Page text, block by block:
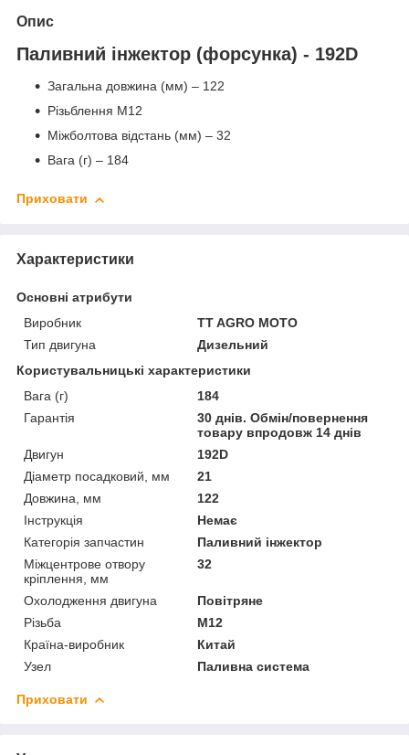
Опис
Паливний інжектор (форсунка) - 192D
Загальна довжина (мм) – 122
Різьблення М12
Міжболтова відстань (мм) – 32
Вага (г) – 184
Приховати
Характеристики
Основні атрибути
Виробник
TT AGRO MOTO
Тип двигуна
Дизельний
Користувальницькі характеристики
Вага (г)
184
Гарантія
30 днів. Обмін/повернення
товару впродовж 14 днів
Двигун
192D
Діаметр посадковий, мм
21
Довжина, мм
122
Інструкція
Немає
Категорія запчастин
Паливний інжектор
Міжцентрове отвору
кріплення, мм
32
Охолодження двигуна
Повітряне
Різьба
М12
Країна-виробник
Китай
Узел
Паливна система
Приховати